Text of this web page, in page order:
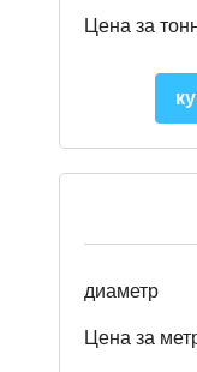
Цена за
диаметр
Цена за